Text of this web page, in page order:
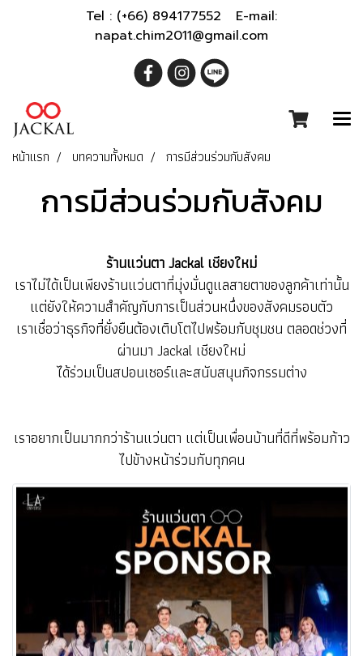
Tel : (+66) 894177552 E-mail:
napat.chim2011@gmail.com
หน้าแรก บทความทั้งหมด การมีส่วนร่วมกับสังคม
การมีส่วนร่วมกับสังคม
ร้านแว่นตา Jackal เชียงใหม่
เราไม่ได้เป็นเพียงร้านแว่นตาที่มุ่งมั่นดูแลสายตาของลูกค้าเท่านั้น
แต่ยังให้ความสำคัญกับการเป็นส่วนหนึ่งของสังคมรอบตัว
เราเชื่อว่าธุรกิจที่ยั่งยืนต้องเติบโตไปพร้อมกับชุมชน ตลอดช่วงที่
ผ่านมา Jackal เชียงใหม่
ได้ร่วมเป็นสปอนเซอร์และสนับสนุนกิจกรรมต่าง
เราอยากเป็นมากกว่าร้านแว่นตา แต่เป็นเพื่อนบ้านที่ดีที่พร้อมก้าว
ไปข้างหน้าร่วมกับทุกคน